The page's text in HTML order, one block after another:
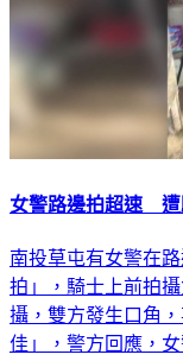
女警路邊拍超速 遭
南投草屯有女警在
拍」，騎士上前拍
攝，雙方發生口角
佳」，警方回應，